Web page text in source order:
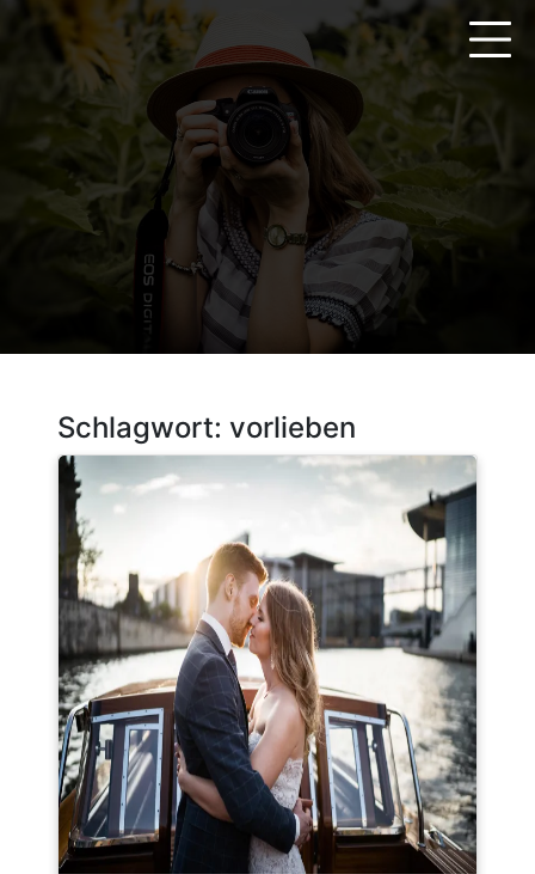
springen
Schlagwort: vorlieben